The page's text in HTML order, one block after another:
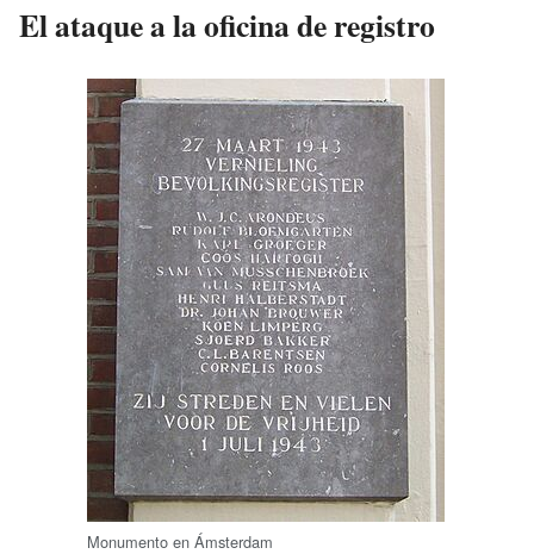
El ataque a la oficina de registro
Monumento en Ámsterdam